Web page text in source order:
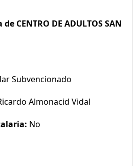
CENTRO DE ADULTOS SAN
Subvencionado
Almonacid Vidal
No